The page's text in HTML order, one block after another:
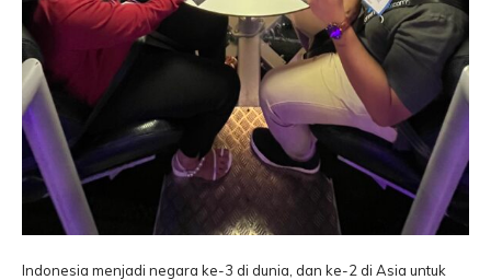
Indonesia menjadi negara ke-3 di dunia, dan ke-2 di Asia untuk